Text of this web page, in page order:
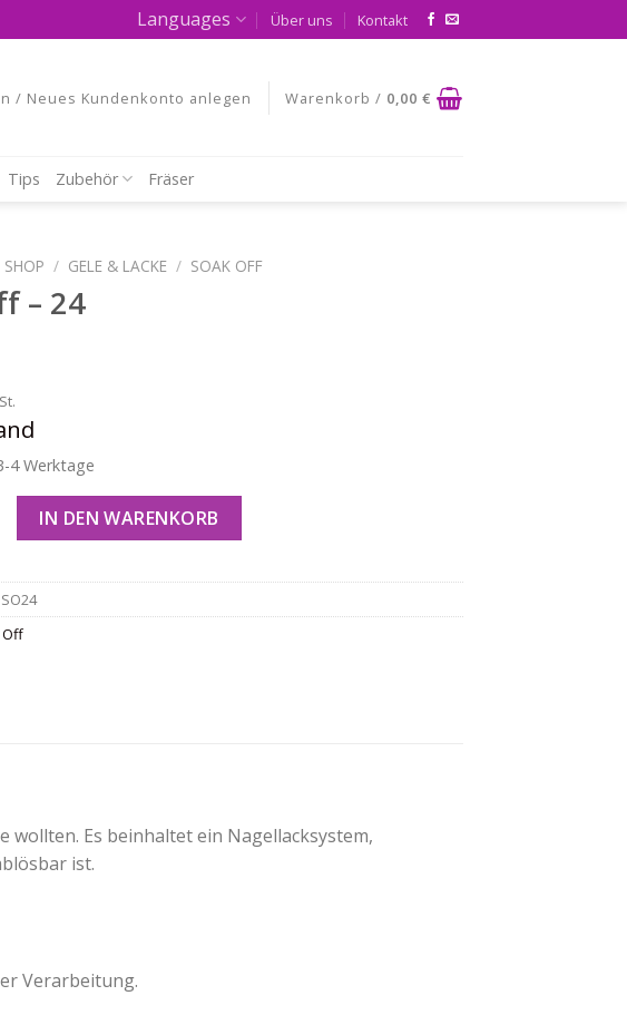
Languages Über uns Kontakt
/ Neues Kundenkonto anlegen Warenkorb / 0,00 €
Tips Zubehör Fräser
SHOP / GELE & LACKE / SOAK OFF
– 24
4 Werktage
IN DEN WARENKORB
SO24
Off
wollten. Es beinhaltet ein Nagellacksystem,
ist.
Verarbeitung.